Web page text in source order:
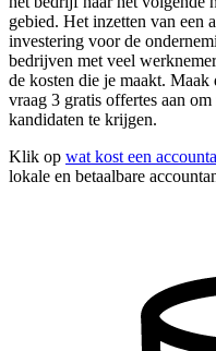
gebied. Het inzetten van een
investering voor de
bedrijven met veel
de kosten die je maakt.
vraag 3 gratis offertes aan
kandidaten te krijgen.
Klik op wat kost een
lokale en betaalbare